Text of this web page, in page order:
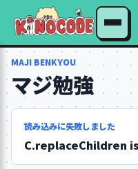
MAJI BENKYOU
マジ勉強
読み込みに失敗しました
C.replaceChildren